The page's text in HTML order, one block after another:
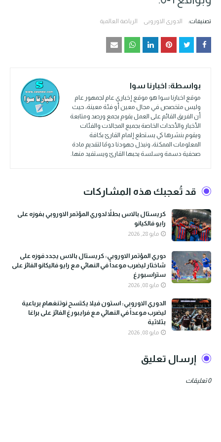
تصنيفات: الدوري الاوروبي الرياضة العالمية
بواسطة: اخبارنا سوا
موقع اخبارنا سوا هو موقع إخباري عام لجمهور عام
وليس متخصص في مجال معين أو فئة معينة، حيث
أن الفريق القائم على العمل يقوم بجمع ورصد ومتابعة
الأخبار والأحداث الخاصة بجميع المجالات والفئات
ويقوم بنشرها كي يستطع إلمام القارئ بكافة
المعلومات الممكنة، ونبذل جهودنا دومًا لتقديم مادة
صحفية دسمة وسلسة يحبها القارئ ويستفيد منها.
قد تُعجبك هذه المشاركات
كريستال بالاس بطلاً لدوري المؤتمر الاوروبي بفوزه على
رايو فالكيانو
مايو 28, 2026
دوري المؤتمر الاوروبي: كريستال بالاس يجدد فوزه على
شاختار ليضرب موعداً في النهائي مع رايو فاليكانو الفائز على
ستراسبورغ
مايو 08, 2026
الدوري الاوروبي: استون فيلا يكتسح نوتنغهام برباعية
ليضرب موعداً في النهائي مع فرايبورغ الفائز على براغا
بثلاثية
مايو 08, 2026
إرسال تعليق
0 تعليقات